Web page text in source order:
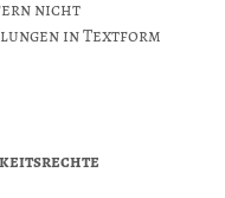
nicht
in Textform